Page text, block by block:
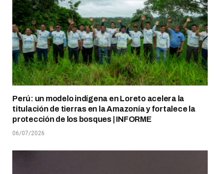
Perú: un modelo indígena en Loreto acelera la
titulación de tierras en la Amazonía y fortalece la
protección de los bosques | INFORME
06/07/2026